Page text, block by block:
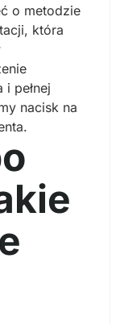
o metodzie
która
pełnej
nacisk na